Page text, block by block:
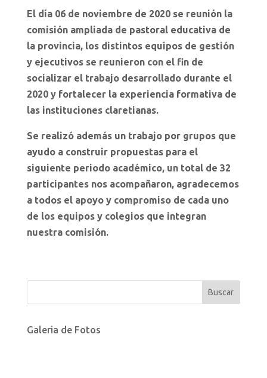
El día 06 de noviembre de 2020 se reunión la
comisión ampliada de pastoral educativa de
la provincia, los distintos equipos de gestión
y ejecutivos se reunieron con el fin de
socializar el trabajo desarrollado durante el
2020 y fortalecer la experiencia formativa de
las instituciones claretianas.
Se realizó además un trabajo por grupos que
ayudo a construir propuestas para el
siguiente periodo académico, un total de 32
participantes nos acompañaron, agradecemos
a todos el apoyo y compromiso de cada uno
de los equipos y colegios que integran
nuestra comisión.
Galeria de Fotos